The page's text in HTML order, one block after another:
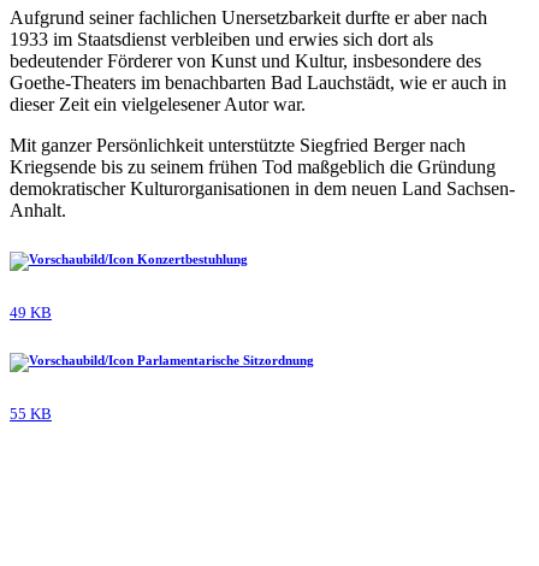
Aufgrund seiner fachlichen Unersetzbarkeit durfte er aber nach
1933 im Staatsdienst verbleiben und erwies sich dort als
bedeutender Förderer von Kunst und Kultur, insbesondere des
Goethe-Theaters im benachbarten Bad Lauchstädt, wie er auch in
dieser Zeit ein vielgelesener Autor war.
Mit ganzer Persönlichkeit unterstützte Siegfried Berger nach
Kriegsende bis zu seinem frühen Tod maßgeblich die Gründung
demokratischer Kulturorganisationen in dem neuen Land Sachsen-
Anhalt.
Konzertbestuhlung
49 KB
Parlamentarische Sitzordnung
55 KB